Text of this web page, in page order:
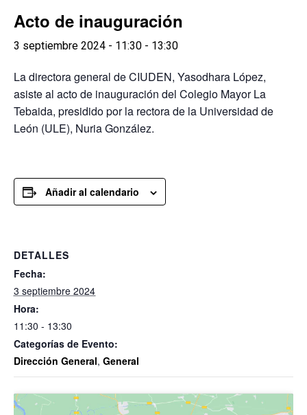
Acto de inauguración
3 septiembre 2024 - 11:30 - 13:30
La directora general de CIUDEN, Yasodhara López,
asiste al acto de inauguración del Colegio Mayor La
Tebaida, presidido por la rectora de la Universidad de
León (ULE), Nuria González.
Añadir al calendario
DETALLES
Fecha:
3 septiembre 2024
Hora:
11:30 - 13:30
Categorías de Evento:
Dirección General, General